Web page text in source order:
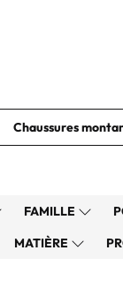
Chaussures
FAMILLE
MATIÈRE